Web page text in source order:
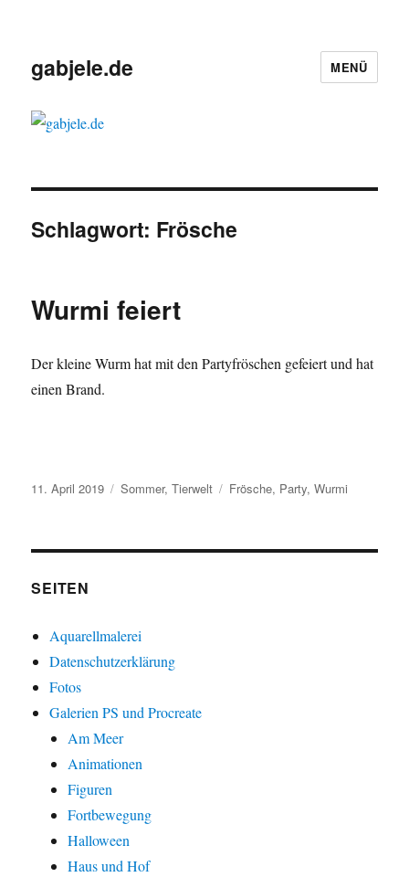
gabjele.de MENÜ
Schlagwort: Frösche
Wurmi feiert
Der kleine Wurm hat mit den Partyfröschen gefeiert und hat
einen Brand.
Veröffentlicht
11. April 2019 Kategorien
Sommer,Tierwelt Schlagwörter
Frösche, Party,Wurmi
SEITEN
Aquarellmalerei
Datenschutzerklärung
Fotos
Galerien PS und Procreate
Am Meer
Animationen
Figuren
Fortbewegung
Halloween
Haus und Hof